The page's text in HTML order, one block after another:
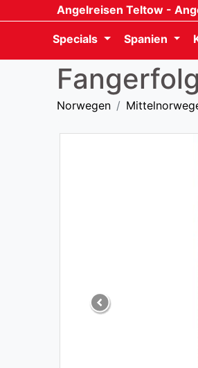
Angelreisen Teltow -
Specials
Spanien
Norwegen
Previous